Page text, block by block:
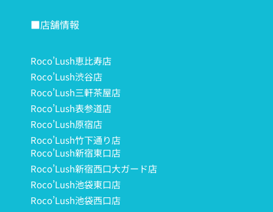
■店舗情報
Roco’Lush恵比寿店
Roco’Lush渋谷店
Roco’Lush三軒茶屋店
Roco’Lush表参道店
Roco’Lush原宿店
Roco’Lush竹下通り店
Roco’Lush新宿東口店
Roco’Lush新宿西口大ガード店
Roco’Lush池袋東口店
Roco’Lush池袋西口店